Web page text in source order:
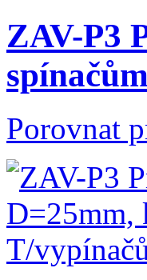
ZAV-P3
Porovnat